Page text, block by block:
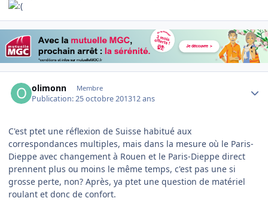
olimonn Membre
Publication:25 octobre 201312 ans
C'est ptet une réflexion de Suisse habitué aux
correspondances multiples, mais dans la mesure où le Paris-
Dieppe avec changement à Rouen et le Paris-Dieppe direct
prennent plus ou moins le même temps, c'est pas une si
grosse perte, non? Après, ya ptet une question de matériel
roulant et donc de confort.